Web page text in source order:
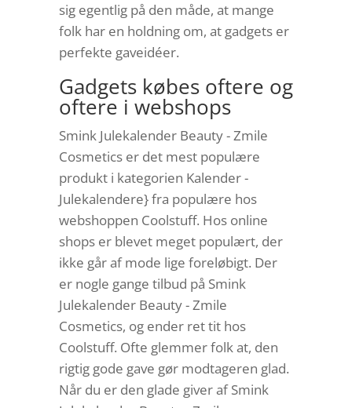
sig egentlig på den måde, at mange
folk har en holdning om, at gadgets er
perfekte gaveidéer.
Gadgets købes oftere og
oftere i webshops
Smink Julekalender Beauty - Zmile
Cosmetics er det mest populære
produkt i kategorien Kalender -
Julekalendere} fra populære hos
webshoppen Coolstuff. Hos online
shops er blevet meget populært, der
ikke går af mode lige foreløbigt. Der
er nogle gange tilbud på Smink
Julekalender Beauty - Zmile
Cosmetics, og ender ret tit hos
Coolstuff. Ofte glemmer folk at, den
rigtig gode gave gør modtageren glad.
Når du er den glade giver af Smink